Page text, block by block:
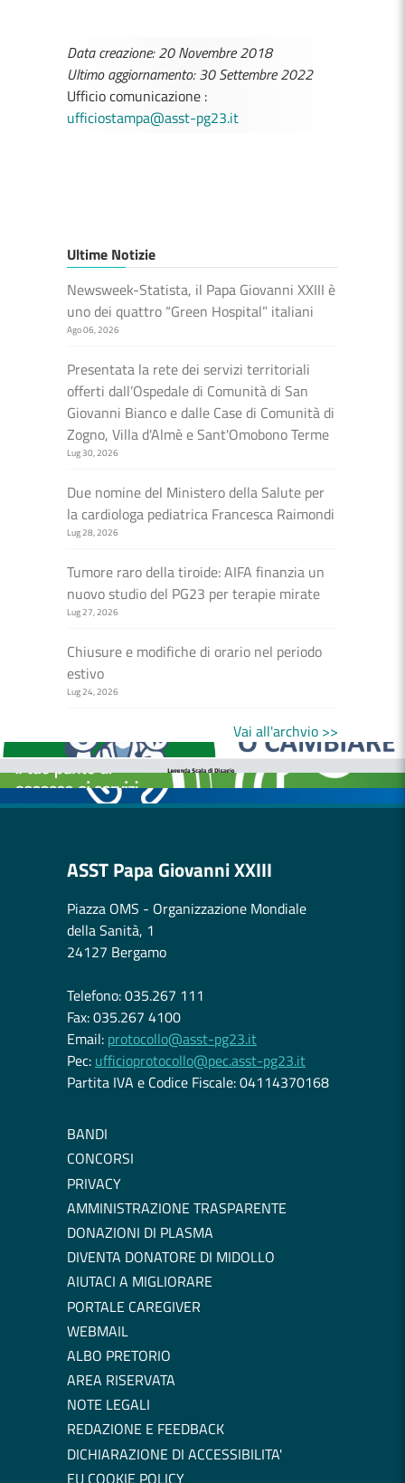
Data creazione: 20 Novembre 2018
Ultimo aggiornamento: 30 Settembre 2022
Ufficio comunicazione :
ufficiostampa@asst-pg23.it
Ultime Notizie
Newsweek-Statista, il Papa Giovanni XXIII è
uno dei quattro “Green Hospital” italiani
Ago 06, 2026
Presentata la rete dei servizi territoriali
offerti dall’Ospedale di Comunità di San
Giovanni Bianco e dalle Case di Comunità di
Zogno, Villa d'Almè e Sant'Omobono Terme
Lug 30, 2026
Due nomine del Ministero della Salute per
la cardiologa pediatrica Francesca Raimondi
Lug 28, 2026
Tumore raro della tiroide: AIFA finanzia un
nuovo studio del PG23 per terapie mirate
Lug 27, 2026
Chiusure e modifiche di orario nel periodo
estivo
Lug 24, 2026
Vai all'archvio >>
MEDICI E PEDIATRI DI FAMIGLIA
BOLLETTINI DISAGIO DA CALORE
CASE DI COMUNITÀ
OSPEDALE DI COMUNITÀ
ASST Papa Giovanni XXIII
Piazza OMS - Organizzazione Mondiale
della Sanità, 1
24127 Bergamo
Telefono: 035.267 111
Fax: 035.267 4100
Email: protocollo@asst-pg23.it
Pec: ufficioprotocollo@pec.asst-pg23.it
Partita IVA e Codice Fiscale: 04114370168
BANDI
CONCORSI
PRIVACY
AMMINISTRAZIONE TRASPARENTE
DONAZIONI DI PLASMA
DIVENTA DONATORE DI MIDOLLO
AIUTACI A MIGLIORARE
PORTALE CAREGIVER
WEBMAIL
ALBO PRETORIO
AREA RISERVATA
NOTE LEGALI
REDAZIONE E FEEDBACK
DICHIARAZIONE DI ACCESSIBILITA'
EU COOKIE POLICY